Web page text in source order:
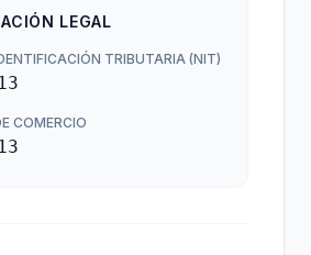
LEGAL
TRIBUTARIA (NIT)
COMERCIO